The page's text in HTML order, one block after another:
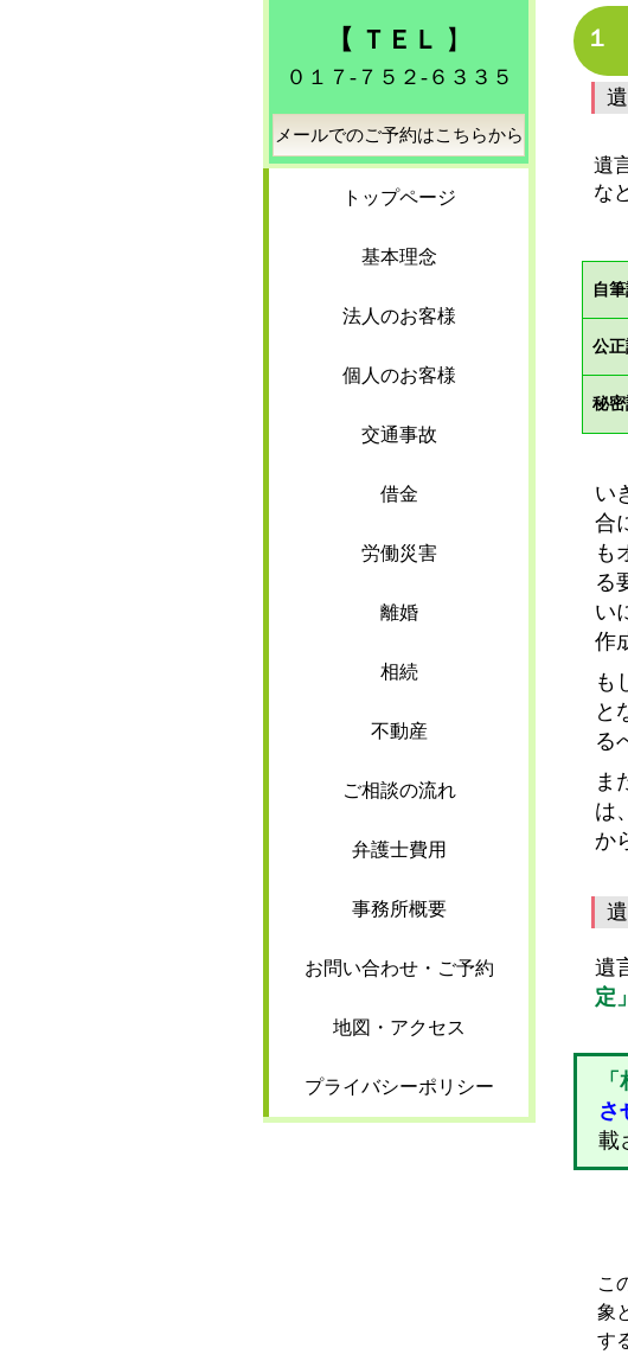
１
遺
な
自
公
秘
い
合
も
る
い
作
も
と
る
ま
は
か
遺
定」
さ
載
こ
象
す
【 ＴＥＬ 】
０１７-７５２-６３３５
メールでのご予約はこちらから
トップページ
基本理念
法人のお客様
個人のお客様
交通事故
借金
労働災害
離婚
相続
不動産
ご相談の流れ
弁護士費用
事務所概要
お問い合わせ・ご予約
地図・アクセス
プライバシーポリシー